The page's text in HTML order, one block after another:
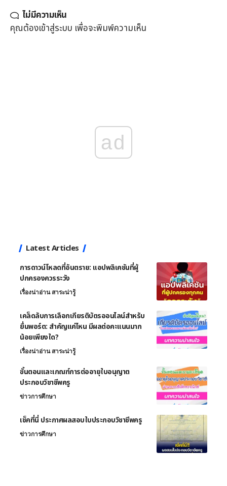
ไม่มีความเห็น
คุณต้องเข้าสู่ระบบ เพื่อจะพิมพ์ความเห็น
ad
Latest Articles
การดาวน์โหลดที่อันตราย: แอปพลิเคชันที่ผู้
ปกครองควรระวัง
เรื่องน่าอ่าน สาระน่ารู้
เคล็ดลับการเลือกเกียรติบัตรออนไลน์สำหรับ
ยื่นพอร์ต: สำคัญแค่ไหน มีผลต่อคะแนนมาก
น้อยเพียงใด?
เรื่องน่าอ่าน สาระน่ารู้
ขั้นตอนและเกณฑ์การต่ออายุใบอนุญาต
ประกอบวิชาชีพครู
ข่าวการศึกษา
เช็คที่นี่ ประกาศผลสอบใบประกอบวิชาชีพครู
ข่าวการศึกษา